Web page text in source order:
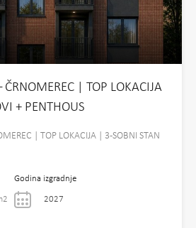
| TOP LOKACIJA
+ PENTHOUS
| TOP LOKACIJA | 3-SOBNI STAN
Godina izgradnje
2027